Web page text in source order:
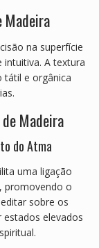
Madeira
na superfície
intuitiva. A textura
tátil e orgânica
Madeira
do Atma
uma ligação
promovendo o
sobre os
elevados